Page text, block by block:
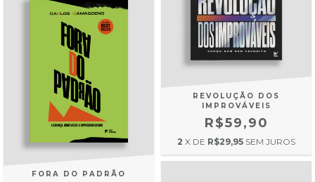
FORA DO PADRÃO
REVOLUÇÃO DOS
IMPROVÁVEIS
R$59,90
2 X DE R$29,95 SEM JUROS